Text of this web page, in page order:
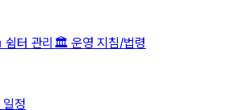
쉼터 관리 🏛 운영 지침/법령
정